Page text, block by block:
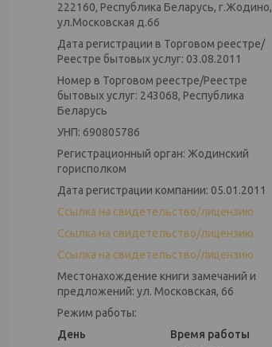
222160, Республика Беларусь, г.Жодино,
ул.Московская д.66
Дата регистрации в Торговом реестре/
Реестре бытовых услуг: 03.08.2011
Номер в Торговом реестре/Реестре
бытовых услуг: 243068, Республика
Беларусь
УНП: 690805786
Регистрационный орган: Жодинский
горисполком
Дата регистрации компании: 05.01.2011
Ссылка на свидетельство/лицензию
Ссылка на свидетельство/лицензию
Ссылка на свидетельство/лицензию
Местонахождение книги замечаний и
предложений: ул. Московская, 66
Режим работы:
День
Время работы